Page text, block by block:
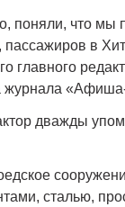
поняли, что мы
в
главного
журнала
дважды
сталью,